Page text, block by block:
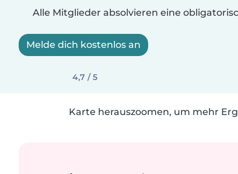
Alle Mitglieder absolvieren eine
Melde dich kostenlos an
4,7 / 5
Karte herauszoomen, um mehr